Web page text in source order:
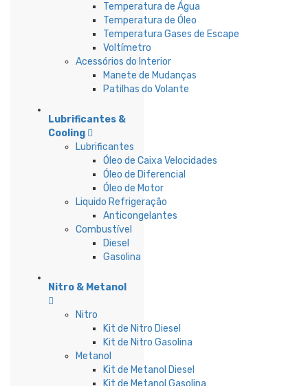
Temperatura de Água
Temperatura de Óleo
Temperatura Gases de Escape
Voltímetro
Acessórios do Interior
Manete de Mudanças
Patilhas do Volante
Lubrificantes &
Cooling
Lubrificantes
Óleo de Caixa Velocidades
Óleo de Diferencial
Óleo de Motor
Liquido Refrigeração
Anticongelantes
Combustível
Diesel
Gasolina
Nitro & Metanol
Nitro
Kit de Nitro Diesel
Kit de Nitro Gasolina
Metanol
Kit de Metanol Diesel
Kit de Metanol Gasolina